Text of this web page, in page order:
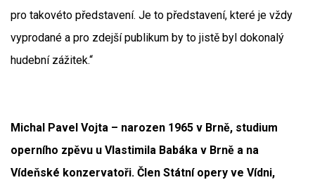
pro takovéto představení. Je to představení, které je vždy
vyprodané a pro zdejší publikum by to jistě byl dokonalý
hudební zážitek.“
Michal Pavel Vojta – narozen 1965 v Brně, studium
operního zpěvu u Vlastimila Babáka v Brně a na
Vídeňské konzervatoři. Člen Státní opery ve Vídni,